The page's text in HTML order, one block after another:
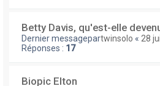
Betty Davis, qu'est-elle
Dernier messagepartwinsolo « 28
Réponses : 17
Biopic Elton